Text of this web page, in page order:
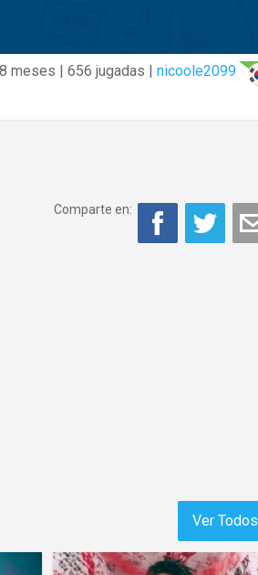
8 meses | 656 jugadas | nicoole2099
Comparte en:
Ver Todos